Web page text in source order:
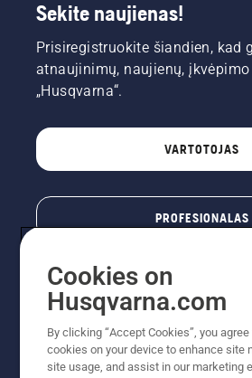
Sekite naujienas!
Prisiregistruokite šiandien, kad
atnaujinimų, naujienų,
„Husqvarna“.
VARTOTOJAS
PROFESIONALAS
Cookies on
Husqvarna.com
By clicking “Accept Cookies”, you
cookies on your device to enhance site
site usage, and assist in our marketing